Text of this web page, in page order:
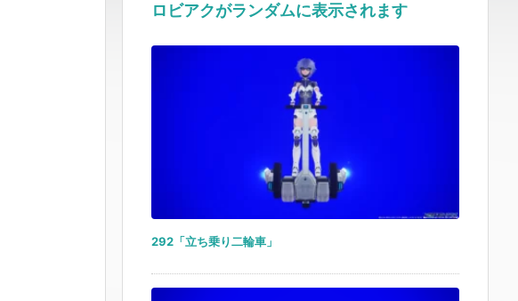
ロビアクがランダムに表示されます
292「立ち乗り二輪車」